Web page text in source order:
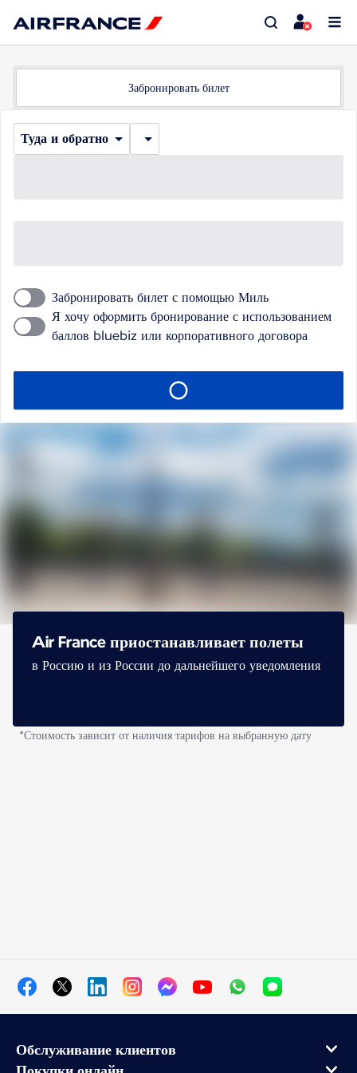
Забронировать билет
Туда и обратно
Забронировать билет с помощью Миль
Я хочу оформить бронирование с использованием
баллов bluebiz или корпоративного договора
Air France приостанавливает полеты
в Россию и из России до дальнейшего уведомления
*Стоимость зависит от наличия тарифов на выбранную дату
Обслуживание клиентов